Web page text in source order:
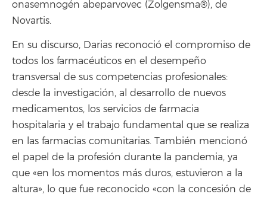
onasemnogén abeparvovec (Zolgensma®), de
Novartis.
En su discurso, Darias reconoció el compromiso de
todos los farmacéuticos en el desempeño
transversal de sus competencias profesionales:
desde la investigación, al desarrollo de nuevos
medicamentos, los servicios de farmacia
hospitalaria y el trabajo fundamental que se realiza
en las farmacias comunitarias. También mencionó
el papel de la profesión durante la pandemia, ya
que «en los momentos más duros, estuvieron a la
altura», lo que fue reconocido «con la concesión de